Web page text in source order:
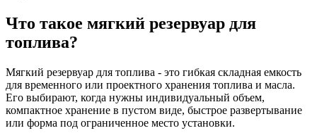
Что такое мягкий резервуар для
топлива?
Мягкий резервуар для топлива - это гибкая складная емкость
для временного или проектного хранения топлива и масла.
Его выбирают, когда нужны индивидуальный объем,
компактное хранение в пустом виде, быстрое развертывание
или форма под ограниченное место установки.